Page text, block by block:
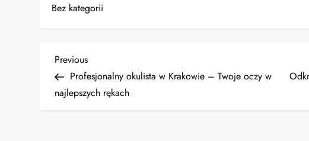
Bez kategorii
N
a
Previous
Post
Previous
Profesjonalny okulista w Krakowie – Twoje oczy w
najlepszych rękach